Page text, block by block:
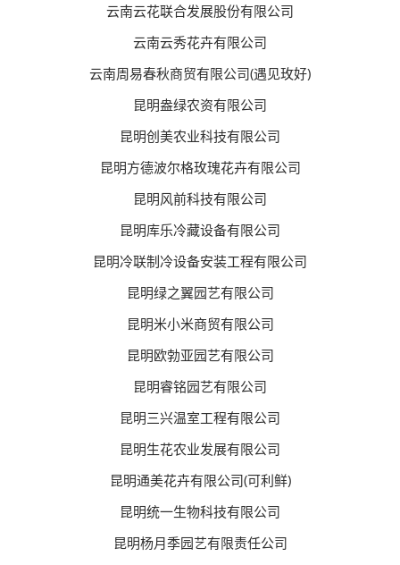
云南云花联合发展股份有限公司
云南云秀花卉有限公司
云南周易春秋商贸有限公司(遇见玫好)
昆明盎绿农资有限公司
昆明创美农业科技有限公司
昆明方德波尔格玫瑰花卉有限公司
昆明风前科技有限公司
昆明库乐冷藏设备有限公司
昆明冷联制冷设备安装工程有限公司
昆明绿之翼园艺有限公司
昆明米小米商贸有限公司
昆明欧勃亚园艺有限公司
昆明睿铭园艺有限公司
昆明三兴温室工程有限公司
昆明生花农业发展有限公司
昆明通美花卉有限公司(可利鲜)
昆明统一生物科技有限公司
昆明杨月季园艺有限责任公司